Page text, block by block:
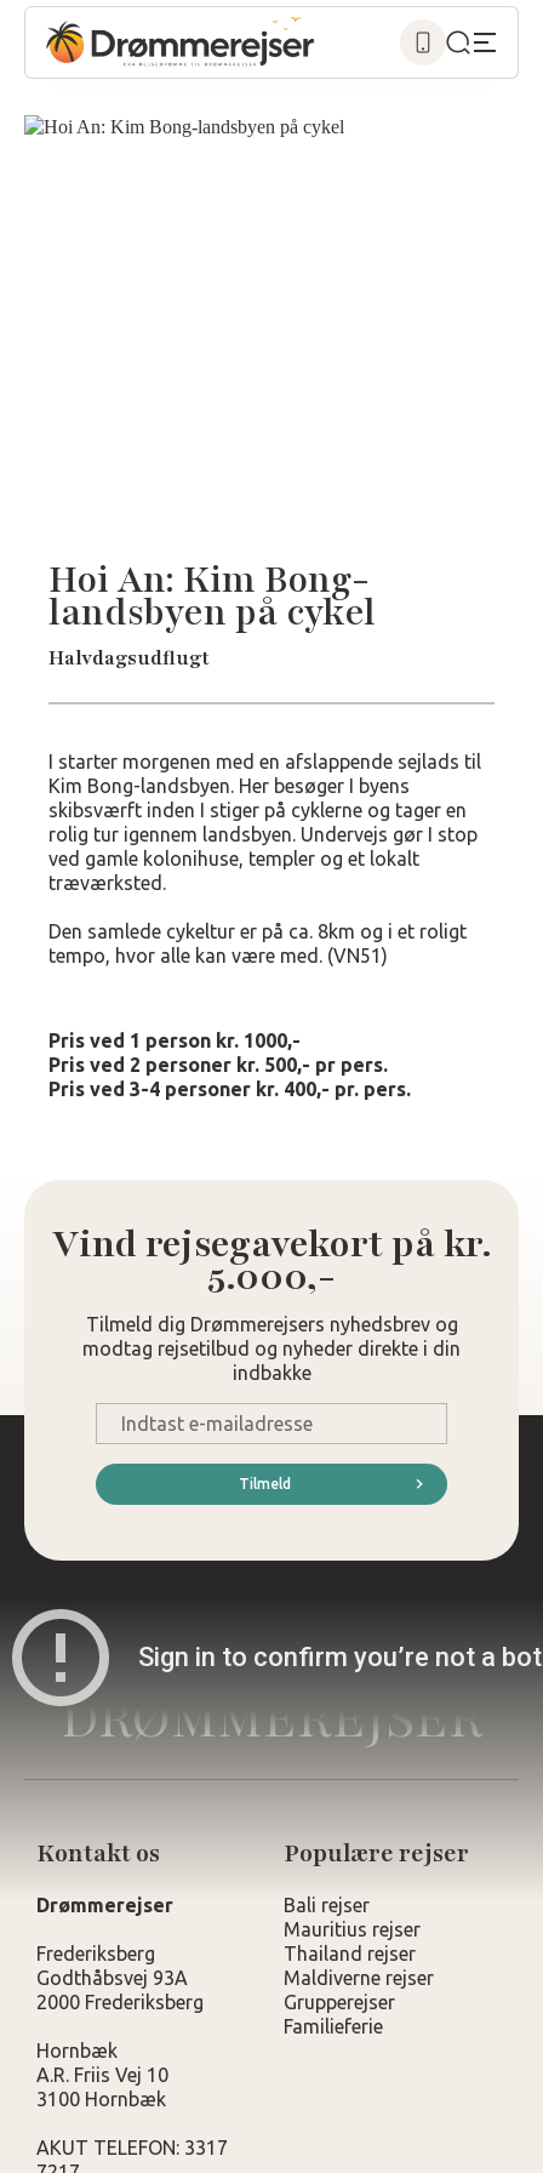
Hoi An: Kim Bong-
landsbyen på cykel
Halvdagsudflugt
I starter morgenen med en afslappende sejlads til
Kim Bong-landsbyen. Her besøger I byens
skibsværft inden I stiger på cyklerne og tager en
rolig tur igennem landsbyen. Undervejs gør I stop
ved gamle kolonihuse, templer og et lokalt
træværksted.
Den samlede cykeltur er på ca. 8km og i et roligt
tempo, hvor alle kan være med. (VN51)
Pris ved 1 person kr. 1000,-
Pris ved 2 personer kr. 500,- pr pers.
Pris ved 3-4 personer kr. 400,- pr. pers.
Vind rejsegavekort på kr.
5.000,-
Tilmeld dig Drømmerejsers nyhedsbrev og
modtag rejsetilbud og nyheder direkte i din
indbakke
mail
*
Tilmeld
DRØMMEREJSER
Kontakt os
Drømmerejser
Frederiksberg
Godthåbsvej 93A
2000 Frederiksberg
Hornbæk
A.R. Friis Vej 10
3100 Hornbæk
AKUT TELEFON: 3317
Populære rejser
Bali rejser
Mauritius rejser
Thailand rejser
Maldiverne rejser
Grupperejser
Familieferie